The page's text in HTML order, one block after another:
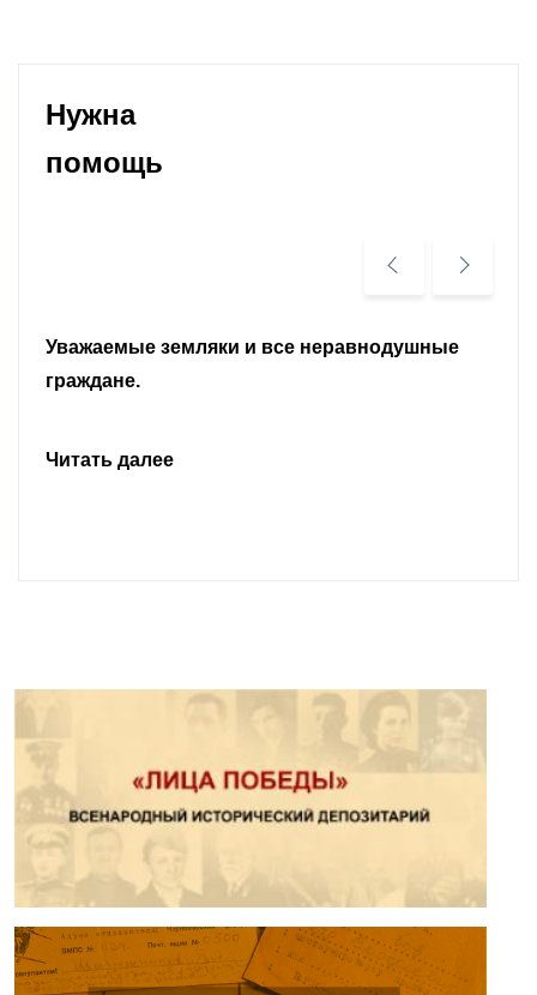
Нужна
помощь
Уважаемые земляки и все неравнодушные
граждане.
Читать далее